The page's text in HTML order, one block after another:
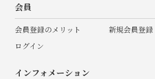
会員
会員登録のメリット
新規会員登録
ログイン
インフォメーション